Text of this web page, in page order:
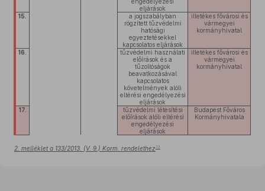
eljárások
15.
a jogszabályban
rögzített tűzvédelmi
hatósági
egyeztetésekkel
kapcsolatos eljárások
illetékes fővárosi és
vármegyei
kormányhivatal
16.
tűzvédelmi használati
előírások és a
tűzoltóságok
beavatkozásával
kapcsolatos
követelmények alóli
eltérési engedélyezési
eljárások
illetékes fővárosi és
vármegyei
kormányhivatal
17.
tűzvédelmi létesítési
előírások alóli eltérési
engedélyezési
eljárások
Budapest Főváros
Kormányhivatala
2. melléklet a 133/2013. (V. 9.) Korm. rendelethez 13